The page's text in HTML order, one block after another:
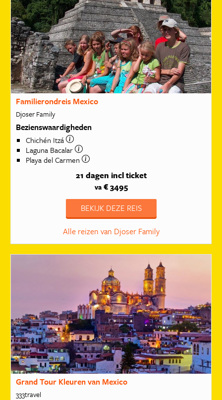
Familierondreis Mexico
Djoser Family
Bezienswaardigheden
Chichén Itzá
Laguna Bacalar
Playa del Carmen
21 dagen incl ticket
va€ 3495
BEKIJK DEZE REIS
Alle reizen van Djoser Family
Grand Tour Kleuren van Mexico
333travel